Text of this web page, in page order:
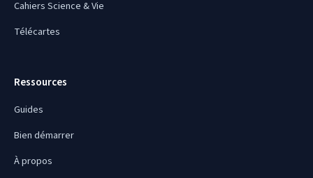
Cahiers Science & Vie
Télécartes
Ressources
Guides
Bien démarrer
À propos